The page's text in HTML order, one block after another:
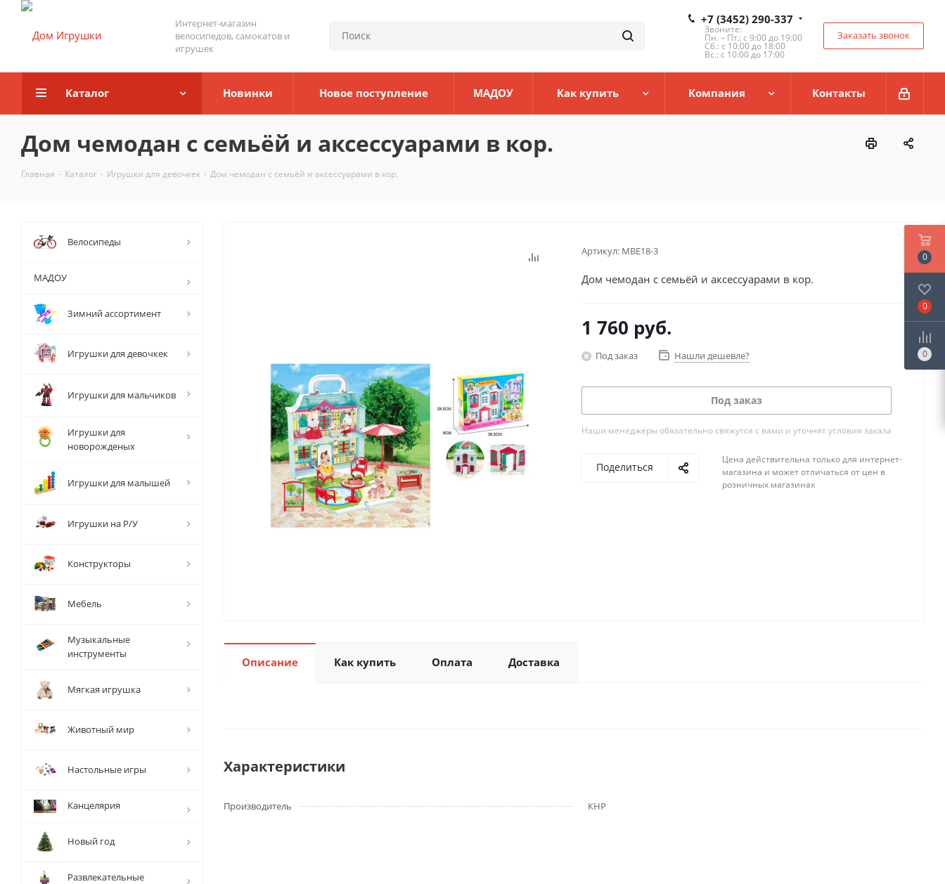
Интернет-магазин
велосипедов, самокатов и
игрушек
+7 (3452) 290-337
Звоните:
Пн. – Пт.: с 9:00 до 19:00
Сб.: с 10:00 до 18:00
Вс.: с 10:00 до 17:00
Заказать звонок
Каталог Новинки Новое поступление МАДОУ Как купить Компания Контакты
Дом чемодан с семьёй и аксессуарами в кор.
Главная - Каталог - Игрушки для девочкек - Дом чемодан с семьёй и аксессуарами в кор.
Артикул: МВЕ18-3
Дом чемодан с семьёй и аксессуарами в кор.
1 760 руб.
Под заказ Нашли дешевле?
Под заказ
Наши менеджеры обязательно свяжутся с вами и уточнят условия заказа
Поделиться
Цена действительна только для интернет-
магазина и может отличаться от цен в
розничных магазинах
Описание Как купить Оплата Доставка
Характеристики
Производитель КНР
Велосипеды
МАДОУ
Зимний ассортимент
Игрушки для девочкек
Игрушки для мальчиков
Игрушки для
новорожденых
Игрушки для малышей
Игрушки на Р/У
Конструкторы
Мебель
Музыкальные
инструменты
Мягкая игрушка
Животный мир
Настольные игры
Канцелярия
Новый год
Развлекательные
0
0
0